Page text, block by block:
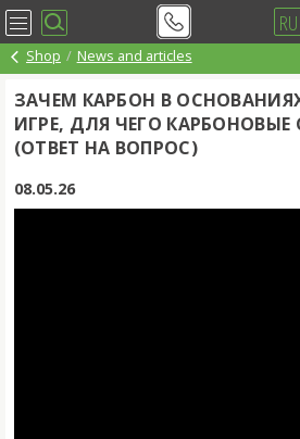
RU
Shop News and articles
ЗАЧЕМ КАРБОН В
ИГРЕ, ДЛЯ ЧЕГО КАРБОНОВЫЕ
(ОТВЕТ НА ВОПРОС)
08.05.26